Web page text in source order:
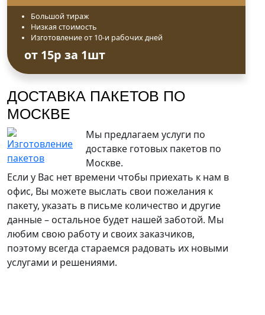
Большой тираж
Изготовление от 10-и рабочих дней
от 15р за 1шт
ДОСТАВКА ПАКЕТОВ ПО
МОСКВЕ
Мы предлагаем услуги по
доставке готовых пакетов по
Москве.
Если у Вас нет времени чтобы приехать к нам в
офис, Вы можете выслать свои пожелания к
пакету, указать в письме количество и другие
данные – остальное будет нашей заботой. Мы
любим свою работу и своих заказчиков,
поэтому всегда стараемся радовать их новыми
услугами и решениями.